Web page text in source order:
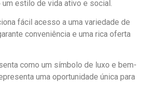
estilo de vida ativo e social.
fácil acesso a uma variedade de
conveniência e uma rica oferta
como um símbolo de luxo e bem-
uma oportunidade única para